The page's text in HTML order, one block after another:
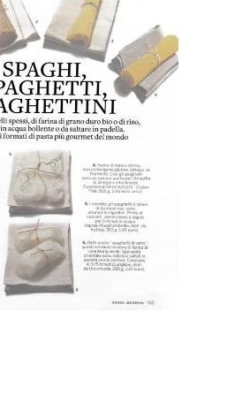
prodotto nel carrello.
VAI ALLO SHOP